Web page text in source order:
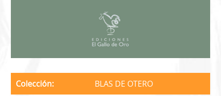
Colección
BLAS DE OTERO